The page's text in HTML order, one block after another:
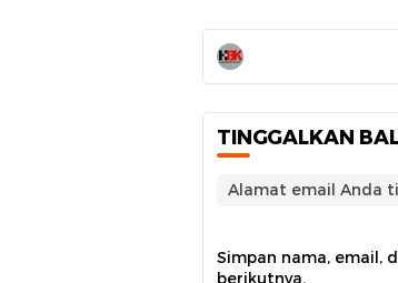
TINGGALKAN
Alamat email Anda
Simpan nama, email,
berikutnya.